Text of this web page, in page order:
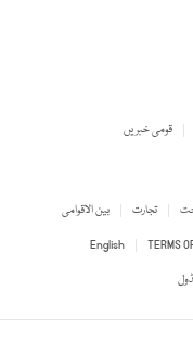
قومی خبریں
بین الاقوامی تجارت
English
TERMS